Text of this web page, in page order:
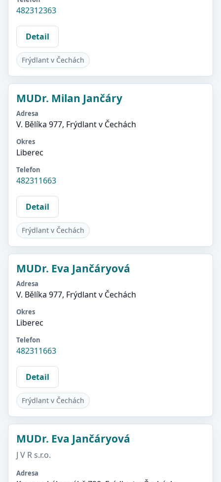
482312363
Detail
Frýdlant v Čechách
MUDr. Milan Jančáry
Adresa
V. Bělíka 977, Frýdlant v Čechách
Okres
Liberec
Telefon
482311663
Detail
Frýdlant v Čechách
MUDr. Eva Jančáryová
Adresa
V. Bělíka 977, Frýdlant v Čechách
Okres
Liberec
Telefon
482311663
Detail
Frýdlant v Čechách
MUDr. Eva Jančáryová
J V R s.r.o.
Adresa